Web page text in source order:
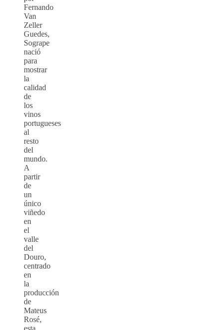
Fernando
Van
Zeller
Guedes,
Sogrape
nació
para
mostrar
la
calidad
de
los
vinos
portugueses
al
resto
del
mundo.
A
partir
de
un
único
viñedo
en
el
valle
del
Douro,
centrado
en
la
producción
de
Mateus
Rosé,